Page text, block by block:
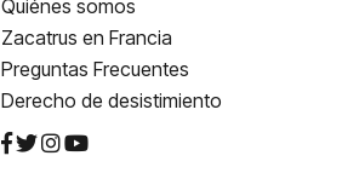
Quiénes somos
Zacatrus en Francia
Preguntas Frecuentes
Derecho de desistimiento